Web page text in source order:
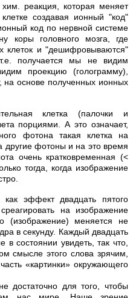
реакция, которая меняет
создавая ионный "код"
код по нервной системе
коры головного мозга, где
клеток и "дешифровываются"
получается мы не видим
проекцию (голограмму),
на основе полученных ионных
клетка (палочки и
порциями. А это означает,
фотона такая клетка на
другие фотоны и на это время
очень кратковременная (<
тогда, когда изображение
эффект двадцать пятого
на изображение
(изображение) меняется не
в секунду. Каждый двадцать
состоянии увидеть, так что,
смысле этого слова зрячим,
«картинки» окружающего
достаточно для того, чтобы